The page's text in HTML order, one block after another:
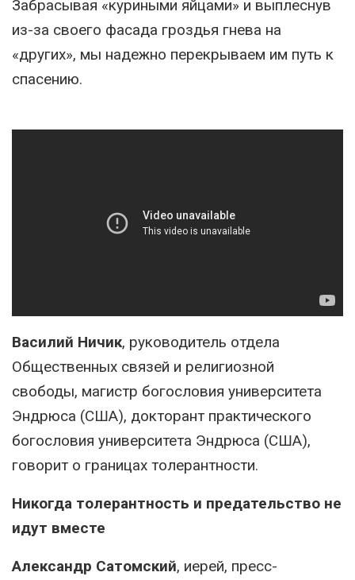
Забрасывая «куриными яйцами» и выплеснув
из-за своего фасада гроздья гнева на
«других», мы надежно перекрываем им путь к
спасению.
Василий Ничик, руководитель отдела
Общественных связей и религиозной
свободы, магистр богословия университета
Эндрюса (США), докторант практического
богословия университета Эндрюса (США),
говорит о границах толерантности.
Никогда толерантность и предательство не
идут вместе
Александр Сатомский, иерей, пресс-